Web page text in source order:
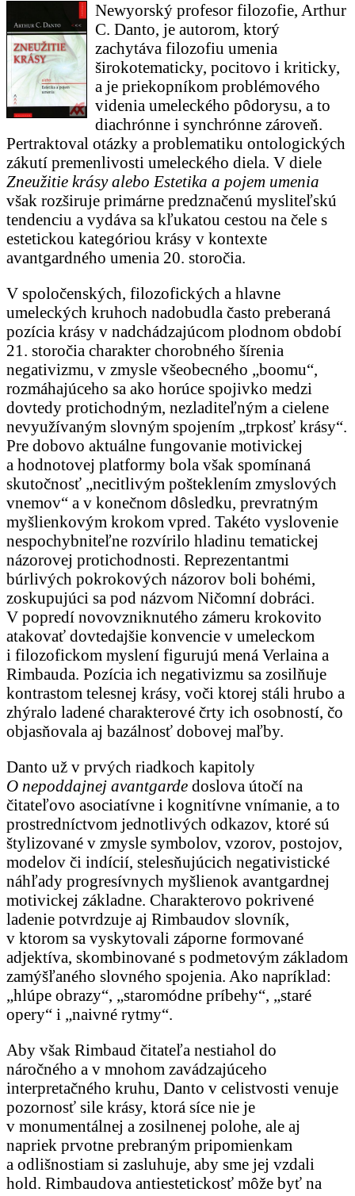
Newyorský profesor filozofie, Arthur
C. Danto, je autorom, ktorý
zachytáva filozofiu umenia
širokotematicky, pocitovo i kriticky,
a je priekopníkom problémového
videnia umeleckého pôdorysu, a to
diachrónne i synchrónne zároveň.
Pertraktoval otázky a problematiku ontologických
zákutí premenlivosti umeleckého diela. V diele
Zneužitie krásy alebo Estetika a pojem umenia
však rozširuje primárne predznačenú mysliteľskú
tendenciu a vydáva sa kľukatou cestou na čele s
estetickou kategóriou krásy v kontexte
avantgardného umenia 20. storočia.
V spoločenských, filozofických a hlavne
umeleckých kruhoch nadobudla často preberaná
pozícia krásy v nadchádzajúcom plodnom období
21. storočia charakter chorobného šírenia
negativizmu, v zmysle všeobecného „boomu“,
rozmáhajúceho sa ako horúce spojivko medzi
dovtedy protichodným, nezladiteľným a cielene
nevyužívaným slovným spojením „trpkosť krásy“.
Pre dobovo aktuálne fungovanie motivickej
a hodnotovej platformy bola však spomínaná
skutočnosť „necitlivým pošteklením zmyslových
vnemov“ a v konečnom dôsledku, prevratným
myšlienkovým krokom vpred. Takéto vyslovenie
nespochybniteľne rozvírilo hladinu tematickej
názorovej protichodnosti. Reprezentantmi
búrlivých pokrokových názorov boli bohémi,
zoskupujúci sa pod názvom Ničomní dobráci.
V popredí novovzniknutého zámeru krokovito
atakovať dovtedajšie konvencie v umeleckom
i filozofickom myslení figurujú mená Verlaina a
Rimbauda. Pozícia ich negativizmu sa zosilňuje
kontrastom telesnej krásy, voči ktorej stáli hrubo a
zhýralo ladené charakterové črty ich osobností, čo
objasňovala aj bazálnosť dobovej maľby.
Danto už v prvých riadkoch kapitoly
O nepoddajnej avantgarde doslova útočí na
čitateľovo asociatívne i kognitívne vnímanie, a to
prostredníctvom jednotlivých odkazov, ktoré sú
štylizované v zmysle symbolov, vzorov, postojov,
modelov či indícií, stelesňujúcich negativistické
náhľady progresívnych myšlienok avantgardnej
motivickej základne. Charakterovo pokrivené
ladenie potvrdzuje aj Rimbaudov slovník,
v ktorom sa vyskytovali záporne formované
adjektíva, skombinované s podmetovým základom
zamýšľaného slovného spojenia. Ako napríklad:
„hlúpe obrazy“, „staromódne príbehy“, „staré
opery“ i „naivné rytmy“.
Aby však Rimbaud čitateľa nestiahol do
náročného a v mnohom zavádzajúceho
interpretačného kruhu, Danto v celistvosti venuje
pozornosť sile krásy, ktorá síce nie je
v monumentálnej a zosilnenej polohe, ale aj
napriek prvotne prebraným pripomienkam
a odlišnostiam si zasluhuje, aby sme jej vzdali
hold. Rimbaudova antiestetickosť môže byť na